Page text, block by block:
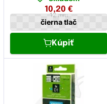
10,20 €
12 mm
čierna tlač
Kúpiť